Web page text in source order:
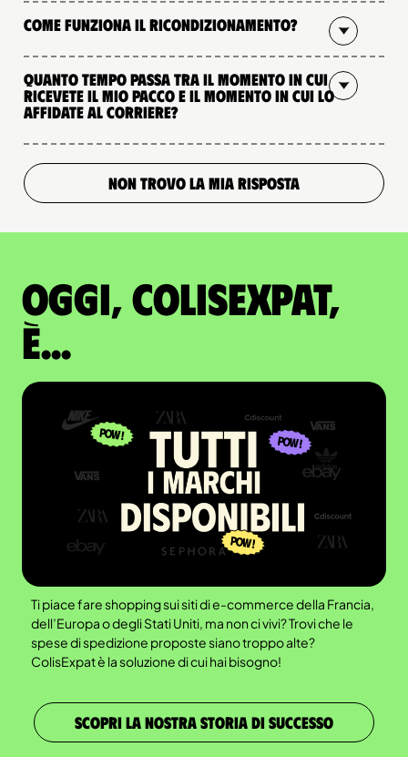
Come funziona il ricondizionamento?
Quanto tempo passa tra il momento in cui
ricevete il mio pacco e il momento in cui lo
affidate al corriere?
NON TROVO LA MIA RISPOSTA
Oggi, ColisExpat,
è...
Ti piace fare shopping sui siti di e-commerce della Francia,
dell’Europa o degli Stati Uniti, ma non ci vivi? Trovi che le
spese di spedizione proposte siano troppo alte?
ColisExpat è la soluzione di cui hai bisogno!
SCOPRI LA NOSTRA STORIA DI SUCCESSO